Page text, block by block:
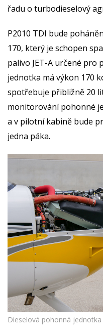
řadu o turbodieselový
P2010 TDI bude
170, který je schopen
palivo JET-A určené pro
jednotka má výkon 170
spotřebuje přibližně 20
monitorování pohonné
a v pilotní kabině bude
jedna páka.
Dieselová pohonná